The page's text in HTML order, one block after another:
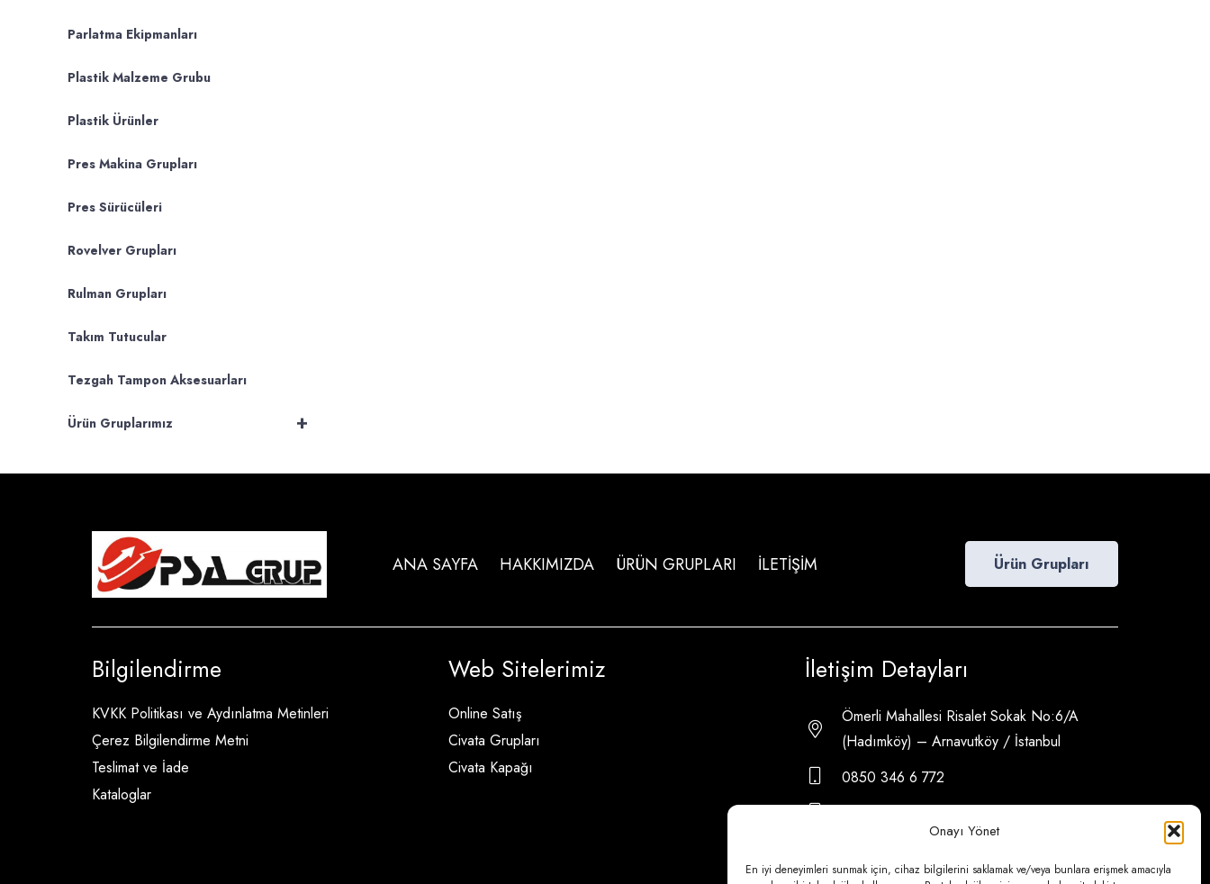
Onayı Yönet
En iyi deneyimleri sunmak için, cihaz bilgilerini saklamak ve/veya bunlara erişmek amacıyla
Parlatma Ekipmanları
Plastik Malzeme Grubu
Plastik Ürünler
Pres Makina Grupları
Pres Sürücüleri
Rovelver Grupları
Rulman Grupları
Takım Tutucular
Tezgah Tampon Aksesuarları
+
Ürün Gruplarımız
ANA SAYFA HAKKIMIZDA ÜRÜN GRUPLARI İLETİŞİM Ürün Grupları
Bilgilendirme
KVKK Politikası ve Aydınlatma Metinleri
Çerez Bilgilendirme Metni
Teslimat ve İade
Kataloglar
Web Sitelerimiz
Online Satış
Civata Grupları
Civata Kapağı
İletişim Detayları
Ömerli Mahallesi Risalet Sokak No:6/A
(Hadımköy) – Arnavutköy / İstanbul
0850 346 6 772